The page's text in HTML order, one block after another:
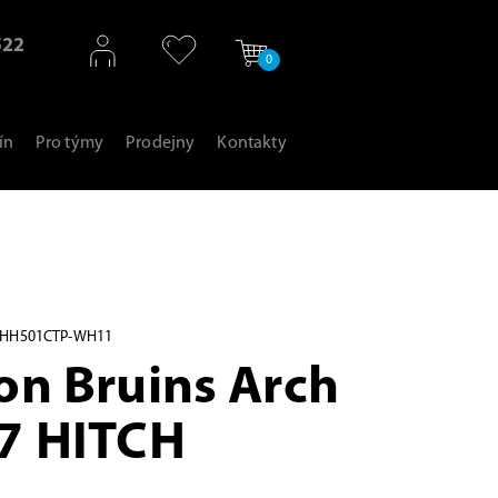
0
Pro týmy Prodejny Kontakty
WH11
Bruins Arch
HITCH